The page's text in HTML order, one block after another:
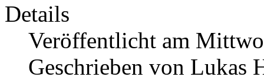
Details
Veröffentlicht am
Geschrieben von Lukas